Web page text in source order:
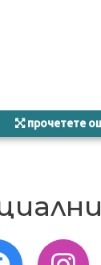
прочетете